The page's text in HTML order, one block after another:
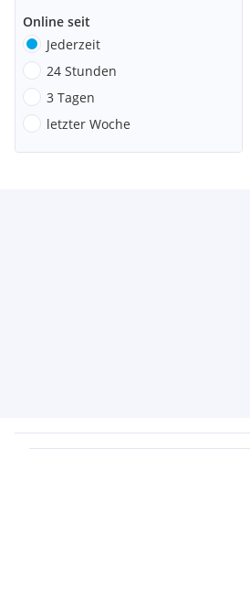
Online seit
Jederzeit
24 Stunden
3 Tagen
letzter Woche